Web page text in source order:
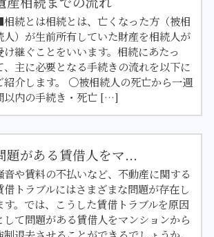
続とは相続とは、亡くなった方（被相
人）が生前所有していた財産を相続人が
け継ぐことをいいます。相続にあたっ
、主に必要となる手続きの流れを以下に
紹介します。 〇被相続人の死亡から一週
以内の手続き・死亡 […]
題がある賃借人をマ...
音や賃料の不払いなど、不動産に関する
借トラブルにはさまざまな問題が存在し
す。では、こうした賃借トラブルを原因
して問題がある賃借人をマンションから